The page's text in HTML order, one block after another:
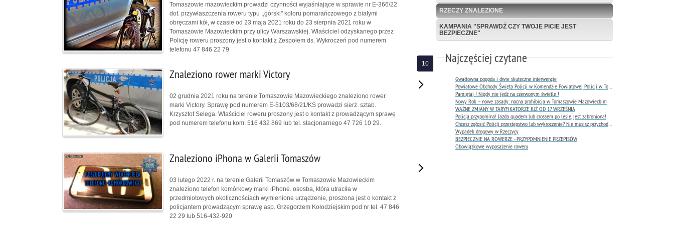
Tomaszowie mazowieckim prowadzi czynności wyjaśniające w sprawie nr E-366/22
dot. przywłaszczenia roweru typu ,,górski" koloru pomarańczowego z białymi
obręczami kół, w czasie od 23 maja 2021 roku do 23 sierpnia 2021 roku w
Tomaszowie Mazowieckim przy ulicy Warszawskiej. Właściciel odzyskanego przez
Policję roweru proszony jest o kontakt z Zespołem ds. Wykroczeń pod numerem
telefonu 47 846 22 79.
Znaleziono rower marki Victory
02 grudnia 2021 roku na terenie Tomaszowie Mazowieckiego znaleziono rower
marki Victory. Sprawę pod numerem E-5103/68/21/KS prowadzi sierż. sztab.
Krzysztof Selega. Właściciel roweru proszony jest o kontakt z prowadzącym sprawę
pod numerem telefonu kom. 516 432 869 lub tel. stacjonarnego 47 726 10 29.
Znaleziono iPhona w Galerii Tomaszów
03 lutego 2022 r. na terenie Galerii Tomaszów w Tomaszowie Mazowieckim
znaleziono telefon komórkowy marki iPhone. ososba, która utraciła w
przedmiotowych okolicznościach wymienione urządzenie, proszona jest o kontakt z
policjantem prowadzącym sprawę asp. Grzegorzem Kołodziejskim pod nr tel. 47 846
22 29 lub 516-432-920
RZECZY ZNALEZIONE
KAMPANIA "SPRAWDŹ CZY TWOJE PICIE JEST
BEZPIECZNE"
Najczęściej czytane
Gwałtowna pogoda i dwie skuteczne interwencje
Powiatowe Obchody Święta Policji w Komendzie Powiatowej Policji w Tomaszowie Mazowieckim
Pamiętaj ! Nigdy nie jedź na czerwonym świetle !
Nowy Rok – nowe zasady: nocna prohibicja w Tomaszowie Mazowieckim
WAŻNE ZMIANY W TARYFIKATORZE JUŻ OD 17 WRZEŚNIA
Policja przypomina! Jazda quadem lub crossem po lesie, jest zabroniona!
Chcesz zgłosić Policji przestępstwo lub wykroczenie? Nie musisz przychodzić do komendy !
Wypadek drogowy w Rzeczycy
BEZPIECZNIE NA ROWERZE - PRZYPOMNIENIE PRZEPISÓW
Obowiązkowe wyposażenie roweru